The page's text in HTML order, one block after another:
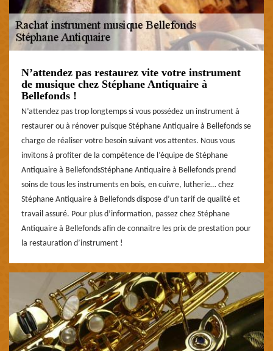
N’attendez pas restaurez vite votre instrument
de musique chez Stéphane Antiquaire à
Bellefonds !
N’attendez pas trop longtemps si vous possédez un instrument à
restaurer ou à rénover puisque Stéphane Antiquaire à Bellefonds se
charge de réaliser votre besoin suivant vos attentes. Nous vous
invitons à profiter de la compétence de l’équipe de Stéphane
Antiquaire à BellefondsStéphane Antiquaire à Bellefonds prend
soins de tous les instruments en bois, en cuivre, lutherie… chez
Stéphane Antiquaire à Bellefonds dispose d’un tarif de qualité et
travail assuré. Pour plus d’information, passez chez Stéphane
Antiquaire à Bellefonds afin de connaitre les prix de prestation pour
la restauration d’instrument !